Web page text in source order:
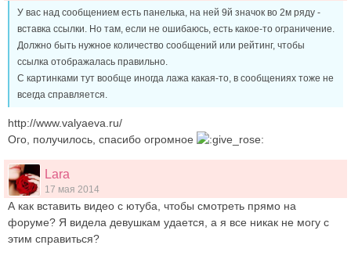
У вас над сообщением есть панелька, на ней 9й значок во 2м ряду -
вставка ссылки. Но там, если не ошибаюсь, есть какое-то ограничение.
Должно быть нужное количество сообщений или рейтинг, чтобы
ссылка отображалась правильно.
С картинками тут вообще иногда лажа какая-то, в сообщениях тоже не
всегда справляется.
http://www.valyaeva.ru/
Ого, получилось, спасибо огромное
Lara
17 мая 2014
А как вставить видео с ютуба, чтобы смотреть прямо на
форуме? Я видела девушкам удается, а я все никак не могу с
этим справиться?